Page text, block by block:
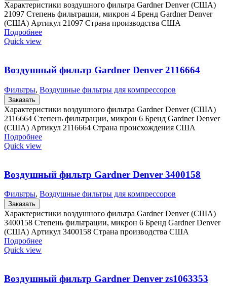
Характеристики воздушного фильтра Gardner Denver (США)
21097 Степень фильтрации, микрон 4 Бренд Gardner Denver
(США) Артикул 21097 Страна производства США
Подробнее
Quick view
Воздушный фильтр Gardner Denver 2116664
Фильтры, Воздушные фильтры для компрессоров
Заказать
Характеристики воздушного фильтра Gardner Denver (США)
2116664 Степень фильтрации, микрон 6 Бренд Gardner Denver
(США) Артикул 2116664 Страна происхождения США
Подробнее
Quick view
Воздушный фильтр Gardner Denver 3400158
Фильтры, Воздушные фильтры для компрессоров
Заказать
Характеристики воздушного фильтра Gardner Denver (США)
3400158 Степень фильтрации, микрон 6 Бренд Gardner Denver
(США) Артикул 3400158 Страна производства США
Подробнее
Quick view
Воздушный фильтр Gardner Denver zs1063353